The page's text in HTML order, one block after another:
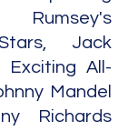
Rumsey's
Jack
Exciting All-
Mandel
Richards